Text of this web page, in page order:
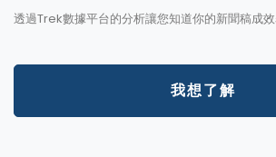
透過Trek數據平台的分析讓您知道你的新聞稿成
我想了解